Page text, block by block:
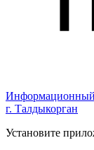
г. Талдыкорган
Установите